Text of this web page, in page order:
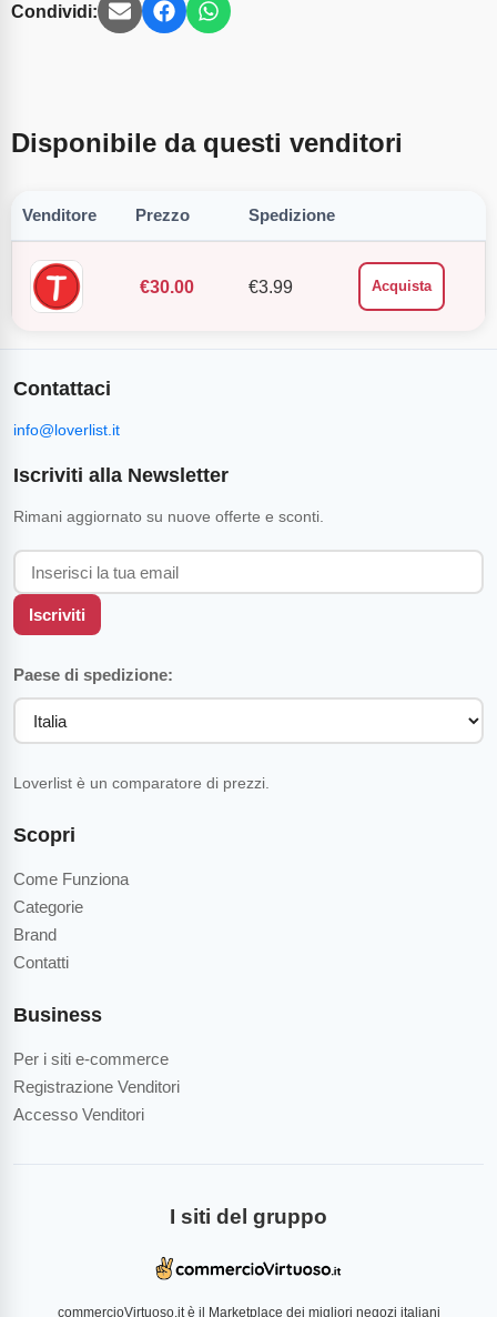
Condividi:
Disponibile da questi venditori
Venditore Prezzo Spedizione
€30.00 €3.99 Acquista
Scopri
Come Funziona
Categorie
Brand
Contatti
Business
Per i siti e-commerce
Registrazione Venditori
Accesso Venditori
Contattaci
info@loverlist.it
Iscriviti alla Newsletter
Rimani aggiornato su nuove offerte e sconti.
Iscriviti
Paese di spedizione:
Loverlist è un comparatore di prezzi.
I siti del gruppo
commercioVirtuoso.it è il Marketplace dei migliori negozi italiani